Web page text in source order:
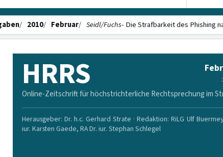
2010 Februar Seidl/Fuchs- Die Strafbarkeit des Phishing
HRRS
Online-Zeitschrift für höchstrichterliche Rechtsprechung im
Herausgeber: Dr. h.c. Gerhard Strate · Redaktion: RiLG Ulf
iur. Karsten Gaede, RA Dr. iur. Stephan Schlegel